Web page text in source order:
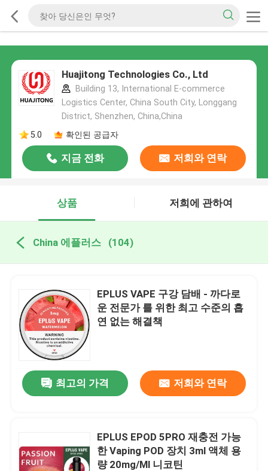
Huajitong Technologies Co., Ltd
Building 13, International E-commerce
Logistics Center, China South City, Longgang
District, Shenzhen, China,China
5.0
확인된 공급자
지금 전화 저희와 연락
상품 저희에 관하여
China 에플러스 (104)
EPLUS VAPE 구강 담배 - 까다로
운 전문가 를 위한 최고 수준의 흡
연 없는 해결책
최고의 가격 저희와 연락
EPLUS EPOD 5PRO 재충전 가능
한 Vaping POD 장치 3ml 액체 용
량 20mg/Ml 니코틴